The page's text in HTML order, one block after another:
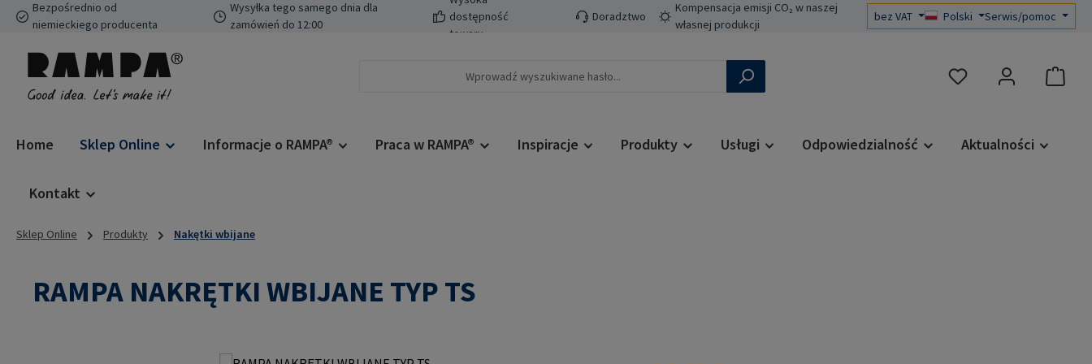
do głównej zawartości
Przejdź do wyszukiwania
Przejdź do głównej nawigacji
Bezpośrednio od
niemieckiego producenta
Wysyłka tego samego dnia dla
zamówień do 12:00
dostępność
towaru
Doradztwo
Kompensacja emisji CO₂ w naszej
własnej produkcji
bez VAT Polski Serwis/pomoc
Masz 0 przedmioty na
Home Sklep Online Informacje o RAMPA® Praca w RAMPA® Inspiracje Produkty Usługi Odpowiedzialność Aktualności
Kontakt
Sklep Online Produkty Nakętki wbijane
RAMPA NAKRĘTKI WBIJANE TYP TS